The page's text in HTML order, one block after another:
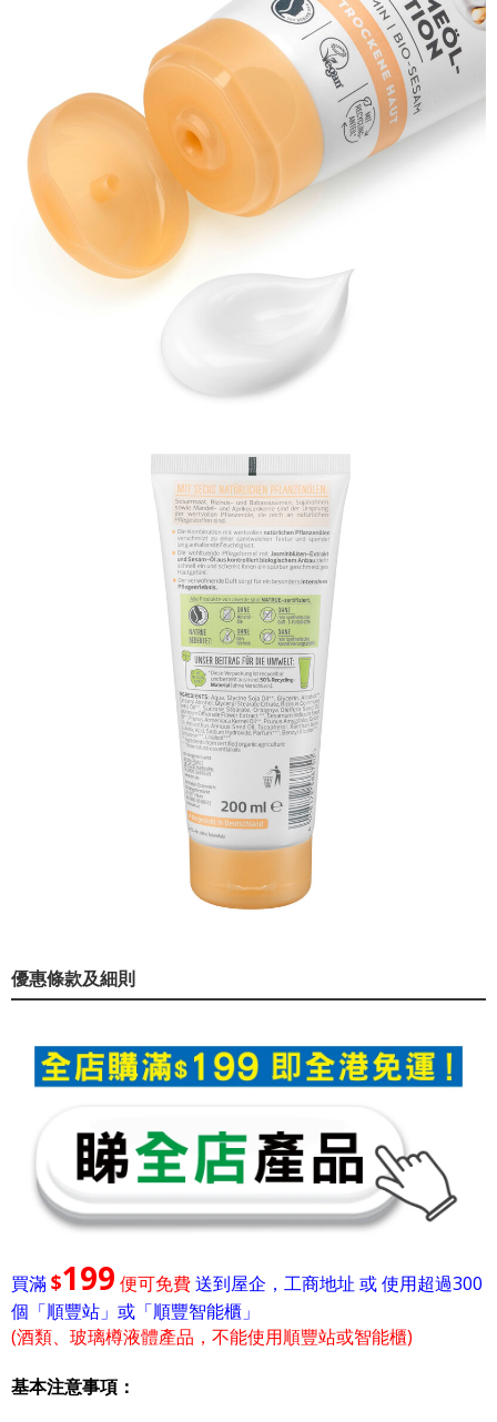
優惠條款及細則
買滿$199 便可免費送到屋企，工商地址 或 使用超過300
個「順豐站」或「順豐智能櫃」
(酒類、玻璃樽液體產品，不能使用順豐站或智能櫃)
基本注意事項：